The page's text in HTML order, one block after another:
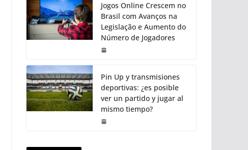
Jogos Online Crescem no
Brasil com Avanços na
Legislação e Aumento do
Número de Jogadores
Pin Up y transmisiones
deportivas: ¿es posible
ver un partido y jugar al
mismo tiempo?